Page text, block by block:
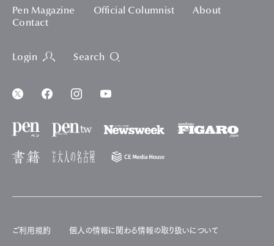
Pen Magazine Official Columnist
About
Contact
Login Search
ご利用規約 個人の情報に関わる情報の取り扱いについて